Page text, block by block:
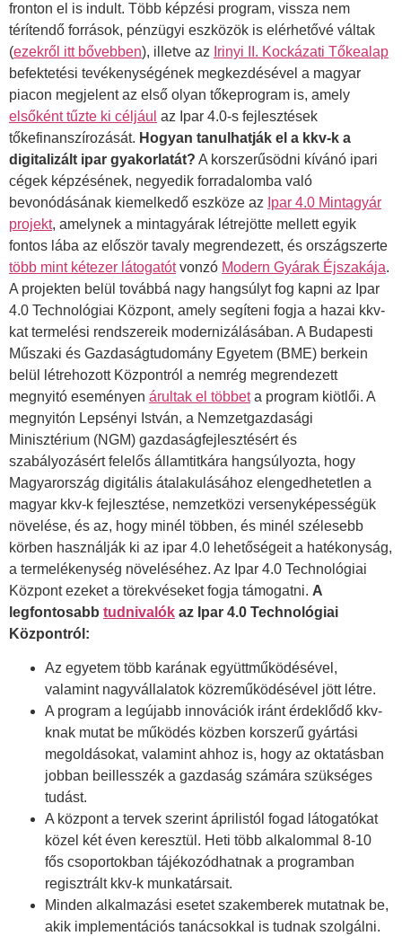
fronton el is indult. Több képzési program, vissza nem
térítendő források, pénzügyi eszközök is elérhetővé váltak
(ezekről itt bővebben), illetve az Irinyi II. Kockázati Tőkealap
befektetési tevékenységének megkezdésével a magyar
piacon megjelent az első olyan tőkeprogram is, amely
elsőként tűzte ki céljául az Ipar 4.0-s fejlesztések
tőkefinanszírozását. Hogyan tanulhatják el a kkv-k a
digitalizált ipar gyakorlatát? A korszerűsödni kívánó ipari
cégek képzésének, negyedik forradalomba való
bevonódásának kiemelkedő eszköze az Ipar 4.0 Mintagyár
projekt, amelynek a mintagyárak létrejötte mellett egyik
fontos lába az először tavaly megrendezett, és országszerte
több mint kétezer látogatótvonzó Modern Gyárak Éjszakája.
A projekten belül továbbá nagy hangsúlyt fog kapni az Ipar
4.0 Technológiai Központ, amely segíteni fogja a hazai kkv-
kat termelési rendszereik modernizálásában. A Budapesti
Műszaki és Gazdaságtudomány Egyetem (BME) berkein
belül létrehozott Központról a nemrég megrendezett
megnyitó eseményen árultak el többeta program kiötlői. A
megnyitón Lepsényi István, a Nemzetgazdasági
Minisztérium (NGM) gazdaságfejlesztésért és
szabályozásért felelős államtitkára hangsúlyozta, hogy
Magyarország digitális átalakulásához elengedhetetlen a
magyar kkv-k fejlesztése, nemzetközi versenyképességük
növelése, és az, hogy minél többen, és minél szélesebb
körben használják ki az ipar 4.0 lehetőségeit a hatékonyság,
a termelékenység növeléséhez. Az Ipar 4.0 Technológiai
Központ ezeket a törekvéseket fogja támogatni. A
legfontosabb tudnivalók az Ipar 4.0 Technológiai
Központról:
Az egyetem több karának együttműködésével,
valamint nagyvállalatok közreműködésével jött létre.
A program a legújabb innovációk iránt érdeklődő kkv-
knak mutat be működés közben korszerű gyártási
megoldásokat, valamint ahhoz is, hogy az oktatásban
jobban beillesszék a gazdaság számára szükséges
tudást.
A központ a tervek szerint áprilistól fogad látogatókat
közel két éven keresztül. Heti több alkalommal 8-10
fős csoportokban tájékozódhatnak a programban
regisztrált kkv-k munkatársait.
Minden alkalmazási esetet szakemberek mutatnak be,
akik implementációs tanácsokkal is tudnak szolgálni.